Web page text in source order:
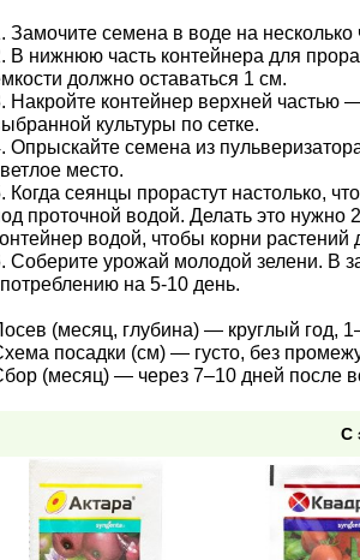
Замочите семена в воде на
В нижнюю часть контейнера для
должно оставаться 1 см.
Накройте контейнер верхней частью
культуры по сетке.
Опрыскайте семена из
место.
Когда сеянцы прорастут настолько,
проточной водой. Делать это нужно
водой, чтобы корни растений
Соберите урожай молодой зелени. В
на 5-10 день.
(месяц, глубина) — круглый год,
посадки (см) — густо, без
(месяц) — через 7–10 дней после
С